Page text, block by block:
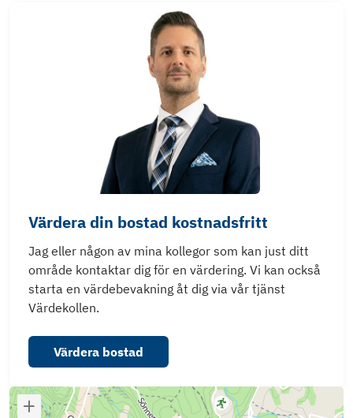
Värdera din bostad kostnadsfritt
Jag eller någon av mina kollegor som kan just ditt
område kontaktar dig för en värdering. Vi kan också
starta en värdebevakning åt dig via vår tjänst
Värdekollen.
Värdera bostad